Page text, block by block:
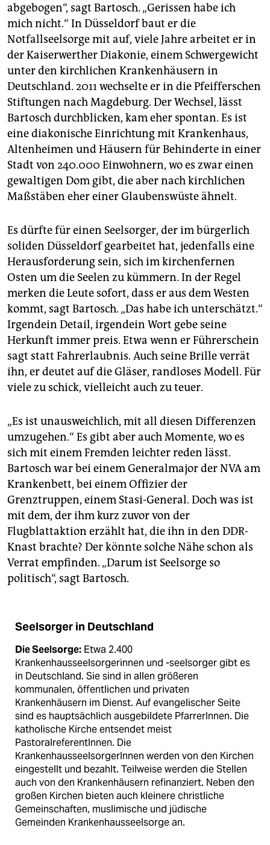
abgebogen“, sagt Bartosch. „Gerissen habe ich
mich nicht.“ In Düsseldorf baut er die
Notfallseelsorge mit auf, viele Jahre arbeitet er in
der Kaiserwerther Diakonie, einem Schwergewicht
unter den kirchlichen Krankenhäusern in
Deutschland. 2011 wechselte er in die Pfeifferschen
Stiftungen nach Magdeburg. Der Wechsel, lässt
Bartosch durchblicken, kam eher spontan. Es ist
eine diakonische Einrichtung mit Krankenhaus,
Altenheimen und Häusern für Behinderte in einer
Stadt von 240.000 Einwohnern, wo es zwar einen
gewaltigen Dom gibt, die aber nach kirchlichen
Maßstäben eher einer Glaubenswüste ähnelt.
Es dürfte für einen Seelsorger, der im bürgerlich
soliden Düsseldorf gearbeitet hat, jedenfalls eine
Herausforderung sein, sich im kirchenfernen
Osten um die Seelen zu kümmern. In der Regel
merken die Leute sofort, dass er aus dem Westen
kommt, sagt Bartosch. „Das habe ich unterschätzt.“
Irgendein Detail, irgendein Wort gebe seine
Herkunft immer preis. Etwa wenn er Führerschein
sagt statt Fahrerlaubnis. Auch seine Brille verrät
ihn, er deutet auf die Gläser, randloses Modell. Für
viele zu schick, vielleicht auch zu teuer.
„Es ist unausweichlich, mit all diesen Differenzen
umzugehen.“ Es gibt aber auch Momente, wo es
sich mit einem Fremden leichter reden lässt.
Bartosch war bei einem Generalmajor der NVA am
Krankenbett, bei einem Offizier der
Grenztruppen, einem Stasi-General. Doch was ist
mit dem, der ihm kurz zuvor von der
Flugblattaktion erzählt hat, die ihn in den DDR-
Knast brachte? Der könnte solche Nähe schon als
Verrat empfinden. „Darum ist Seelsorge so
politisch“, sagt Bartosch.
Seelsorger in Deutschland
Die Seelsorge: Etwa 2.400
Krankenhausseelsorgerinnen und -seelsorger gibt es
in Deutschland. Sie sind in allen größeren
kommunalen, öffentlichen und privaten
Krankenhäusern im Dienst. Auf evangelischer Seite
sind es hauptsächlich ausgebildete PfarrerInnen. Die
katholische Kirche entsendet meist
PastoralreferentInnen. Die
KrankenhausseelsorgerInnen werden von den Kirchen
eingestellt und bezahlt. Teilweise werden die Stellen
auch von den Krankenhäusern refinanziert. Neben den
großen Kirchen bieten auch kleinere christliche
Gemeinschaften, muslimische und jüdische
Gemeinden Krankenhausseelsorge an.